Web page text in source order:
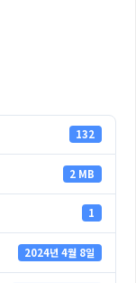
132
2 MB
1
2024년 4월 8일